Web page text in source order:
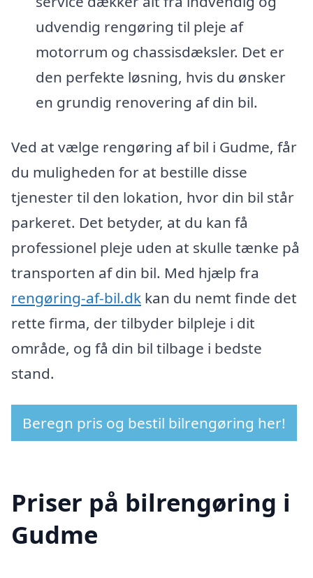
udvendig rengøring til pleje af
motorrum og chassisdæksler. Det er
den perfekte løsning, hvis du ønsker
en grundig renovering af din bil.
Ved at vælge rengøring af bil i Gudme, får
du muligheden for at bestille disse
tjenester til den lokation, hvor din bil står
parkeret. Det betyder, at du kan få
professionel pleje uden at skulle tænke på
transporten af din bil. Med hjælp fra
rengøring-af-bil.dk kan du nemt finde det
rette firma, der tilbyder bilpleje i dit
område, og få din bil tilbage i bedste
stand.
Beregn pris og bestil bilrengøring her!
Priser på bilrengøring i
Gudme